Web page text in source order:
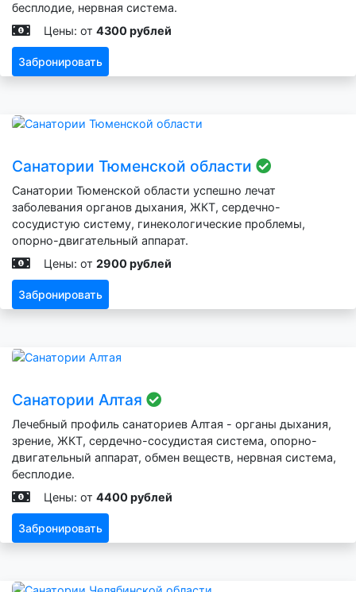
бесплодие, нервная система.
Цены: от 4300 рублей
Забронировать
Санатории Тюменской области
Санатории Тюменской области успешно лечат
заболевания органов дыхания, ЖКТ, сердечно-
сосудистую систему, гинекологические проблемы,
опорно-двигательный аппарат.
Цены: от 2900 рублей
Забронировать
Санатории Алтая
Лечебный профиль санаториев Алтая - органы дыхания,
зрение, ЖКТ, сердечно-сосудистая система, опорно-
двигательный аппарат, обмен веществ, нервная система,
бесплодие.
Цены: от 4400 рублей
Забронировать